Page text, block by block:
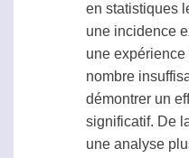
en statistiques
une incidence
une
nombre
démontrer un
significatif. De
une analyse